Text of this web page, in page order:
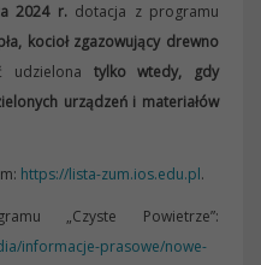
2024 r.dotacja z programu
kocioł zgazowujący drewno
udzielona tylko wtedy, gdy
urządzeń i materiałów
https://lista-zum.ios.edu.pl.
„Czyste Powietrze”:
informacje-prasowe/nowe-